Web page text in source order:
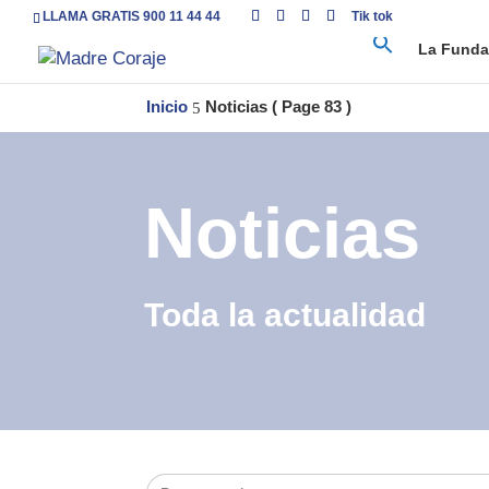
LLAMA GRATIS 900 11 44 44 Tik tok
La
Inicio 5 Noticias ( Page 83 )
Noticias
Toda la actualidad
Buscar: